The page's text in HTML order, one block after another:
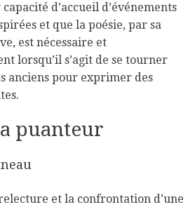
d’accueil d’événements
et que la poésie, par sa
est nécessaire et
lorsqu’il s’agit de se tourner
anciens pour exprimer des
puanteur
et la confrontation d’une